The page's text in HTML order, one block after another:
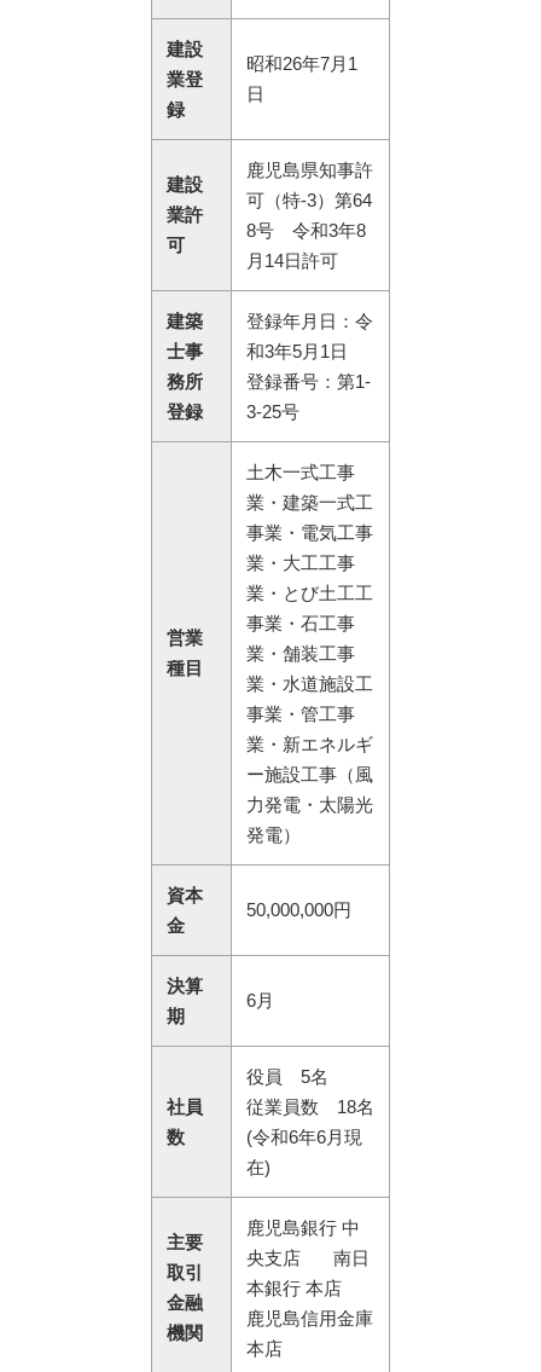
建設
業登
録
昭和26年7月1
日
建設
業許
可
鹿児島県知事許
可（特-3）第64
8号 令和3年8
月14日許可
建築
士事
務所
登録
登録年月日：令
和3年5月1日
登録番号：第1-
3-25号
営業
種目
土木一式工事
業・建築一式工
事業・電気工事
業・大工工事
業・とび土工工
事業・石工事
業・舗装工事
業・水道施設工
事業・管工事
業・新エネルギ
ー施設工事（風
力発電・太陽光
発電）
資本
金
50,000,000円
決算
期
6月
社員
数
役員 5名
従業員数 18名
(令和6年6月現
在)
主要
取引
金融
機関
鹿児島銀行 中
央支店 南日
本銀行 本店
鹿児島信用金庫
本店